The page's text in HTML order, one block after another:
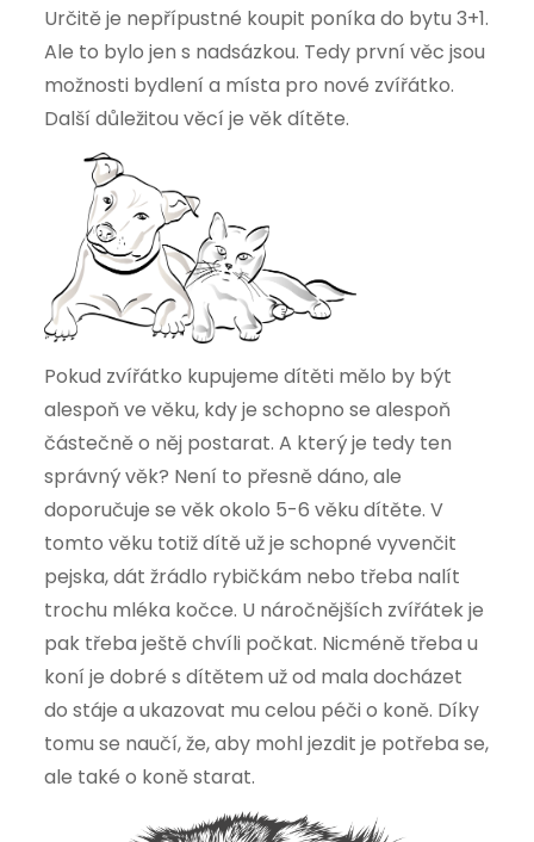
Určitě je nepřípustné koupit poníka do bytu 3+1.
Ale to bylo jen s nadsázkou. Tedy první věc jsou
možnosti bydlení a místa pro nové zvířátko.
Další důležitou věcí je věk dítěte.
Pokud zvířátko kupujeme dítěti mělo by být
alespoň ve věku, kdy je schopno se alespoň
částečně o něj postarat. A který je tedy ten
správný věk? Není to přesně dáno, ale
doporučuje se věk okolo 5-6 věku dítěte. V
tomto věku totiž dítě už je schopné vyvenčit
pejska, dát žrádlo rybičkám nebo třeba nalít
trochu mléka kočce. U náročnějších zvířátek je
pak třeba ještě chvíli počkat. Nicméně třeba u
koní je dobré s dítětem už od mala docházet
do stáje a ukazovat mu celou péči o koně. Díky
tomu se naučí, že, aby mohl jezdit je potřeba se,
ale také o koně starat.